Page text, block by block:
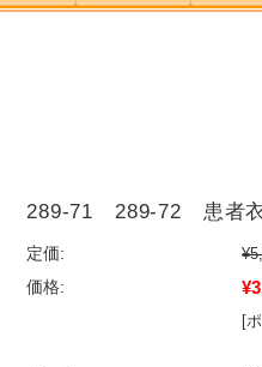
289-71 289-72 患者衣
定価:
価格:
[